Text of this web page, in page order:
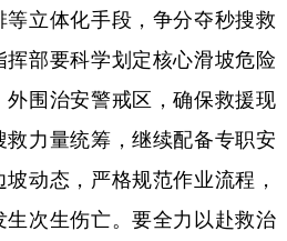
立体化手段，争分夺秒搜救
部要科学划定核心滑坡危险
围治安警戒区，确保救援现
力量统筹，继续配备专职安
动态，严格规范作业流程，
次生伤亡。要全力以赴救治